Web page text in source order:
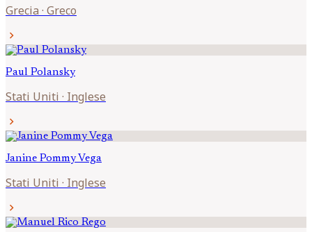
Grecia · Greco
chevron_right
Paul Polansky
Stati Uniti · Inglese
chevron_right
Janine Pommy Vega
Stati Uniti · Inglese
chevron_right